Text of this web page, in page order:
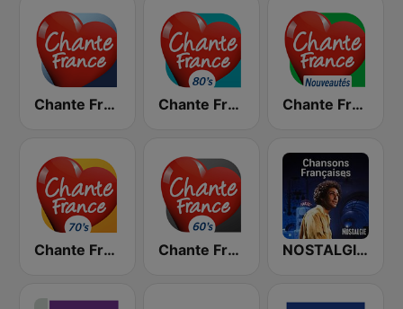
Chante France Chante France 80's Chante France Nouveautés
Chante France 70's Chante France 60's NOSTALGIE CHANSONS FRANCAISES